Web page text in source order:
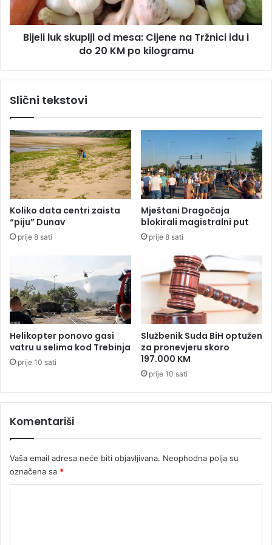
o
n
u
o
j
i
o
Z
a
k
n
o
r
c
i
a
u
k
j
d
m
e
s
a
C
j
e
n
a
T
i
d
d
o
2
Bijeli luk skuplji od mesa: Cijene na Tržnici idu i
do 20 KM po kilogramu
Slični tekstovi
Koliko data centri zaista
“piju” Dunav
prije 8 sati
Mještani Dragočaja
blokirali magistralni put
prije 8 sati
Helikopter ponovo gasi
vatru u selima kod Trebinja
prije 10 sati
Službenik Suda BiH optužen
za pronevjeru skoro
197.000 KM
prije 10 sati
Komentariši
Vaša email adresa neće biti objavljivana. Neophodna polja su
označena sa *